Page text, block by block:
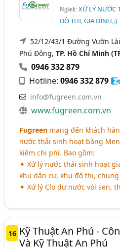
Ngành:XỬ LÝ NƯỚC
ĐÔ THỊ, GIA ĐÌNH,.)
52/12/43/1 Đường Vườn
Phú Đông,TP. Hồ Chí Minh
0946 332 879
Hotline:0946 332 879
info@fugreen.com.vn
www.fugreen.com.vn
Fugreen mang đến khách
nước thải sinh hoạt bằng
kiệm chi phí. Bao gồm:
✦ Xử lý nước thải sinh hoạt
khu dân cư, khu đô thị,
✦ Xử lý Clo dư nước vòi sen,
16 Kỹ Thuật An Phú -
Và Kỹ Thuật An Phú